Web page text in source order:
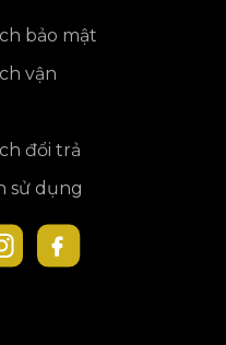
bảo mật
vận
đổi trả
sử dụng